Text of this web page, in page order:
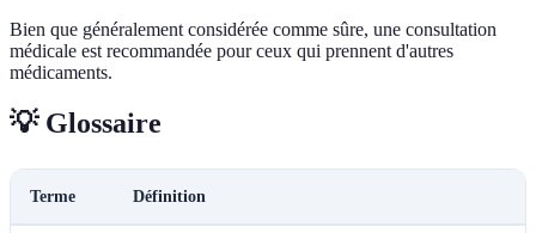
Bien que généralement considérée comme sûre, une consultation
médicale est recommandée pour ceux qui prennent d'autres
médicaments.
💡 Glossaire
Terme Définition